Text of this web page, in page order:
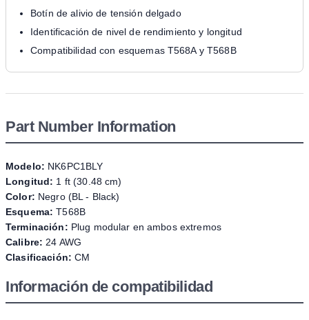
Botín de alivio de tensión delgado
Identificación de nivel de rendimiento y longitud
Compatibilidad con esquemas T568A y T568B
Part Number Information
Modelo: NK6PC1BLY
Longitud: 1 ft (30.48 cm)
Color: Negro (BL - Black)
Esquema: T568B
Terminación: Plug modular en ambos extremos
Calibre: 24 AWG
Clasificación: CM
Información de compatibilidad